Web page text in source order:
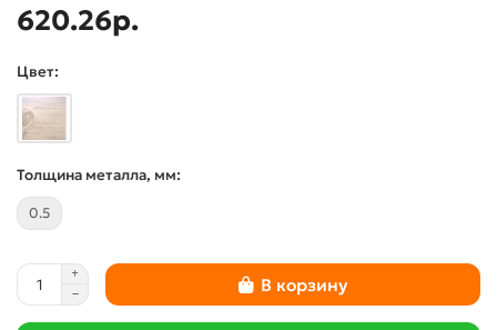
620.26р.
Цвет:
Толщина металла, мм:
0.5
В корзину